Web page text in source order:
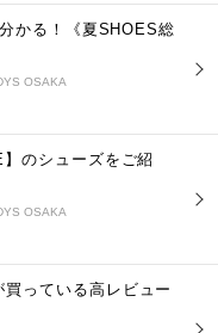
かる！《夏SHOES総
OSAKA
のシューズをご紹
OSAKA
っている高レビュー